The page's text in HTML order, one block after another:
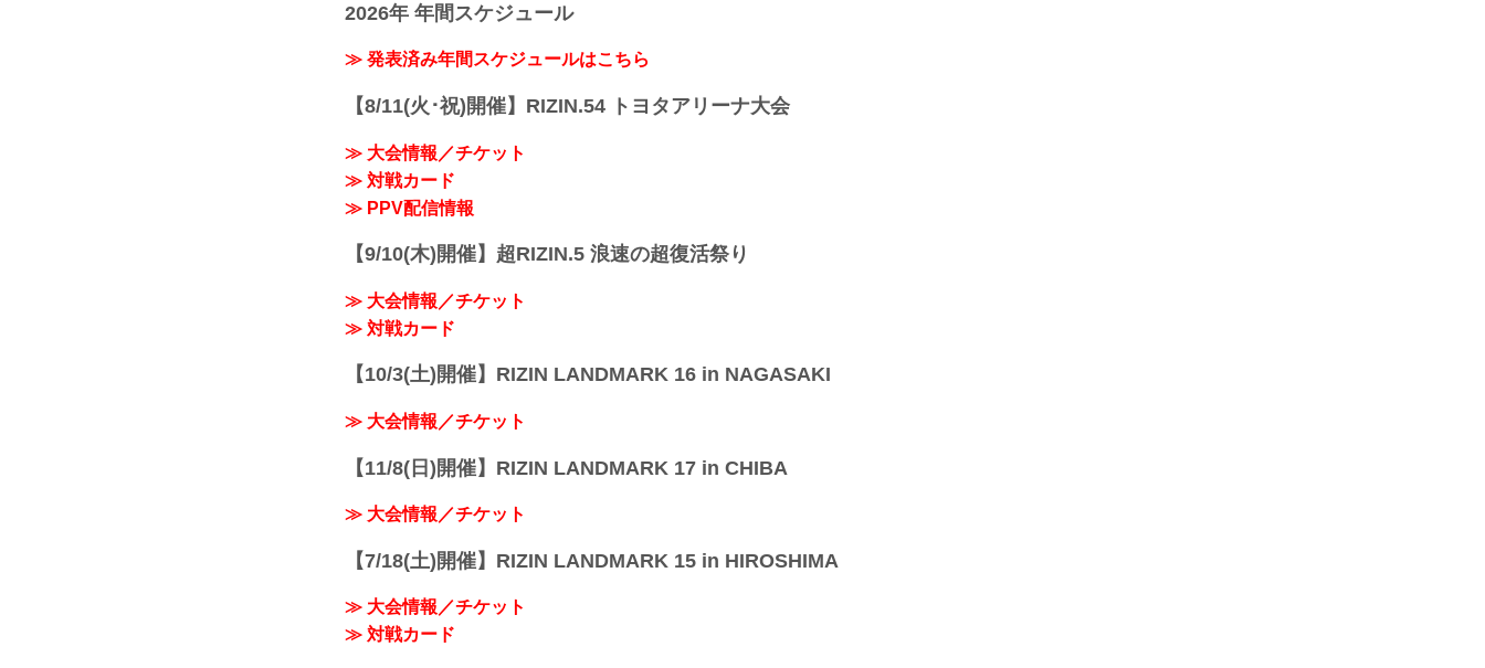
2026年 年間スケジュール
≫ 発表済み年間スケジュールはこちら
【8/11(火･祝)開催】RIZIN.54 トヨタアリーナ大会
≫ 大会情報／チケット
≫ 対戦カード
≫ PPV配信情報
【9/10(木)開催】超RIZIN.5 浪速の超復活祭り
≫ 大会情報／チケット
≫ 対戦カード
【10/3(土)開催】RIZIN LANDMARK 16 in NAGASAKI
≫ 大会情報／チケット
【11/8(日)開催】RIZIN LANDMARK 17 in CHIBA
≫ 大会情報／チケット
【7/18(土)開催】RIZIN LANDMARK 15 in HIROSHIMA
≫ 大会情報／チケット
≫ 対戦カード